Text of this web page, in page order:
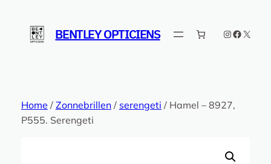
BENTLEY OPTICIENS Instagram
X
Home / Zonnebrillen/ serengeti / Hamel – 8927,
P555. Serengeti